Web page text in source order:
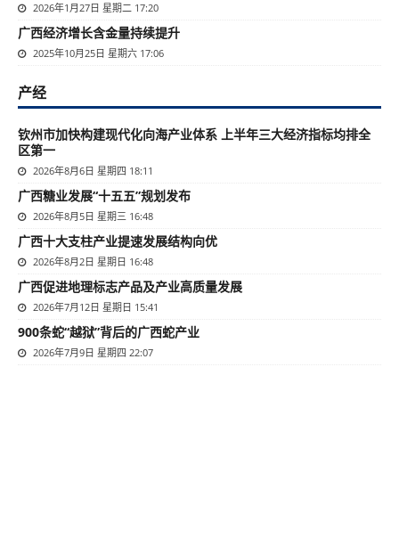
2026年1月27日 星期二 17:20
广西经济增长含金量持续提升
2025年10月25日 星期六 17:06
产经
钦州市加快构建现代化向海产业体系 上半年三大经济指标均排全
区第一
2026年8月6日 星期四 18:11
广西糖业发展“十五五”规划发布
2026年8月5日 星期三 16:48
广西十大支柱产业提速发展结构向优
2026年8月2日 星期日 16:48
广西促进地理标志产品及产业高质量发展
2026年7月12日 星期日 15:41
900条蛇“越狱”背后的广西蛇产业
2026年7月9日 星期四 22:07